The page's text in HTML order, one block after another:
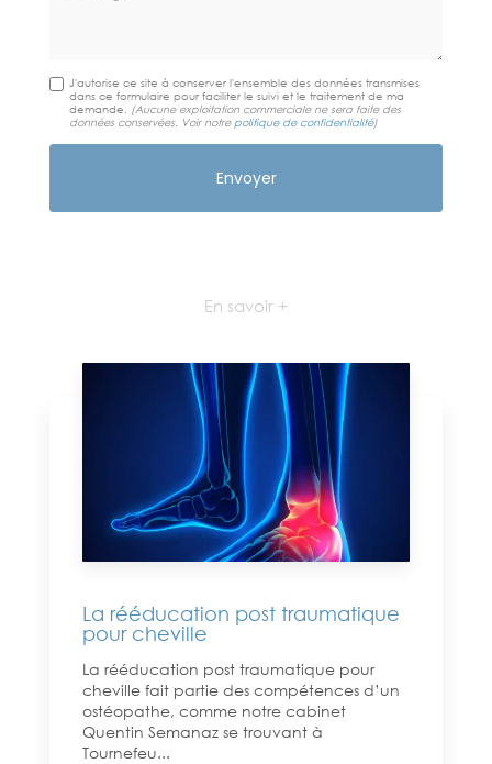
J'autorise ce site à conserver l'ensemble des données transmises
dans ce formulaire pour faciliter le suivi et le traitement de ma
demande. (Aucune exploitation commerciale ne sera faite des
données conservées. Voir notre politique de confidentialité)
En savoir +
La rééducation post traumatique
pour cheville
La rééducation post traumatique pour
cheville fait partie des compétences d’un
ostéopathe, comme notre cabinet
Quentin Semanaz se trouvant à
Tournefeu...